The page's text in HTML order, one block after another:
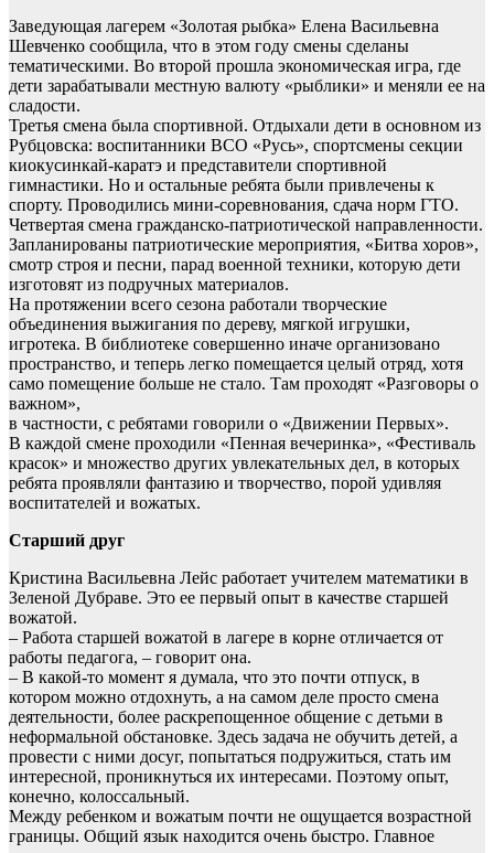
Заведующая лагерем «Золотая рыбка» Елена Васильевна
Шевченко сообщила, что в этом году смены сделаны
тематическими. Во второй прошла экономическая игра, где
дети зарабатывали местную валюту «рыблики» и меняли ее на
сладости.
Третья смена была спортивной. Отдыхали дети в основном из
Рубцовска: воспитанники ВСО «Русь», спортсмены секции
киокусинкай-каратэ и представители спортивной
гимнастики. Но и остальные ребята были привлечены к
спорту. Проводились мини-соревнования, сдача норм ГТО.
Четвертая смена гражданско-патриотической направленности.
Запланированы патриотические мероприятия, «Битва хоров»,
смотр строя и песни, парад военной техники, которую дети
изготовят из подручных материалов.
На протяжении всего сезона работали творческие
объединения выжигания по дереву, мягкой игрушки,
игротека. В библиотеке совершенно иначе организовано
пространство, и теперь легко помещается целый отряд, хотя
само помещение больше не стало. Там проходят «Разговоры о
важном»,
в частности, с ребятами говорили о «Движении Первых».
В каждой смене проходили «Пенная вечеринка», «Фестиваль
красок» и множество других увлекательных дел, в которых
ребята проявляли фантазию и творчество, порой удивляя
воспитателей и вожатых.
Старший друг
Кристина Васильевна Лейс работает учителем математики в
Зеленой Дубраве. Это ее первый опыт в качестве старшей
вожатой.
– Работа старшей вожатой в лагере в корне отличается от
работы педагога, – говорит она.
– В какой-то момент я думала, что это почти отпуск, в
котором можно отдохнуть, а на самом деле просто смена
деятельности, более раскрепощенное общение с детьми в
неформальной обстановке. Здесь задача не обучить детей, а
провести с ними досуг, попытаться подружиться, стать им
интересной, проникнуться их интересами. Поэтому опыт,
конечно, колоссальный.
Между ребенком и вожатым почти не ощущается возрастной
границы. Общий язык находится очень быстро. Главное